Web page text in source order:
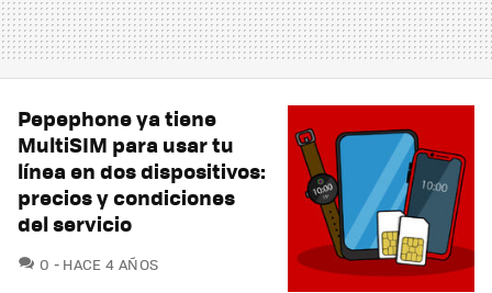
Pepephone ya tiene
MultiSIM para usar tu
línea en dos dispositivos:
precios y condiciones
del servicio
0 COMENTARIOS
HACE 4 AÑOS